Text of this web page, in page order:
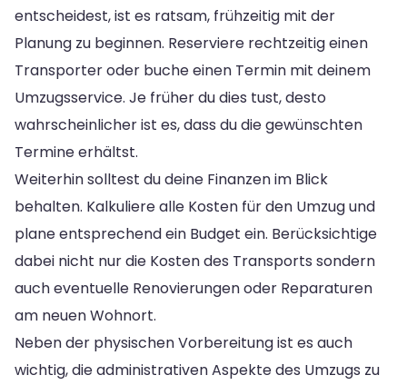
entscheidest, ist es ratsam, frühzeitig mit der
Planung zu beginnen. Reserviere rechtzeitig einen
Transporter oder buche einen Termin mit deinem
Umzugsservice. Je früher du dies tust, desto
wahrscheinlicher ist es, dass du die gewünschten
Termine erhältst.
Weiterhin solltest du deine Finanzen im Blick
behalten. Kalkuliere alle Kosten für den Umzug und
plane entsprechend ein Budget ein. Berücksichtige
dabei nicht nur die Kosten des Transports sondern
auch eventuelle Renovierungen oder Reparaturen
am neuen Wohnort.
Neben der physischen Vorbereitung ist es auch
wichtig, die administrativen Aspekte des Umzugs zu